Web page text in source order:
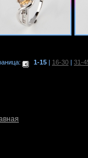
1-15 16-30 31-